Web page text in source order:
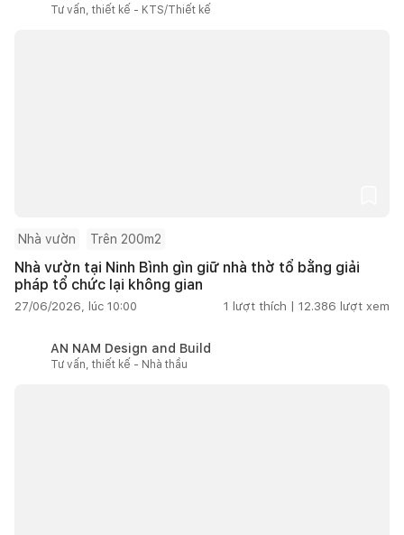
Tư vấn, thiết kế - KTS/Thiết kế
Nhà vườn Trên 200m2
Nhà vườn tại Ninh Bình gìn giữ nhà thờ tổ bằng giải
pháp tổ chức lại không gian
27/06/2026, lúc 10:00 1 lượt thích | 12.386 lượt xem
AN NAM Design and Build
Tư vấn, thiết kế - Nhà thầu